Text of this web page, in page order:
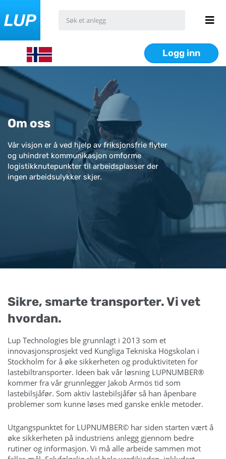
Logg inn
Om oss
Vår visjon er å ved hjelp av friksjonsfrie flyter
og uhindret kommunikasjon omforme
logistikknutepunkter til arbeidsplasser der
ingen arbeidsulykker skjer.
Sikre, smarte transporter. Vi vet
hvordan.
Lup Technologies ble grunnlagt i 2013 som et
innovasjonsprosjekt ved Kungliga Tekniska Högskolan i
Stockholm for å øke sikkerheten og produktiviteten for
lastebiltransporter. Ideen bak vår løsning LUPNUMBER®
kommer fra vår grunnlegger Jakob Armös tid som
lastebilsjåfør. Som aktiv lastebilsjåfør så han åpenbare
problemer som kunne løses med ganske enkle metoder.
Utgangspunktet for LUPNUMBER© har siden starten vært å
øke sikkerheten på industriens anlegg gjennom bedre
rutiner og informasjon. Vi må alle arbeide sammen mot